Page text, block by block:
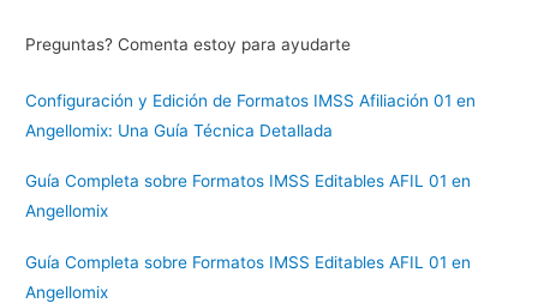
Preguntas? Comenta estoy para ayudarte
Configuración y Edición de Formatos IMSS Afiliación 01 en
Angellomix: Una Guía Técnica Detallada
Guía Completa sobre Formatos IMSS Editables AFIL 01 en
Angellomix
Guía Completa sobre Formatos IMSS Editables AFIL 01 en
Angellomix